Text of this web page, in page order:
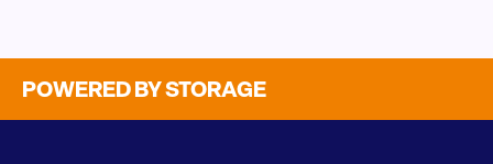
POWERED BY STORAGE